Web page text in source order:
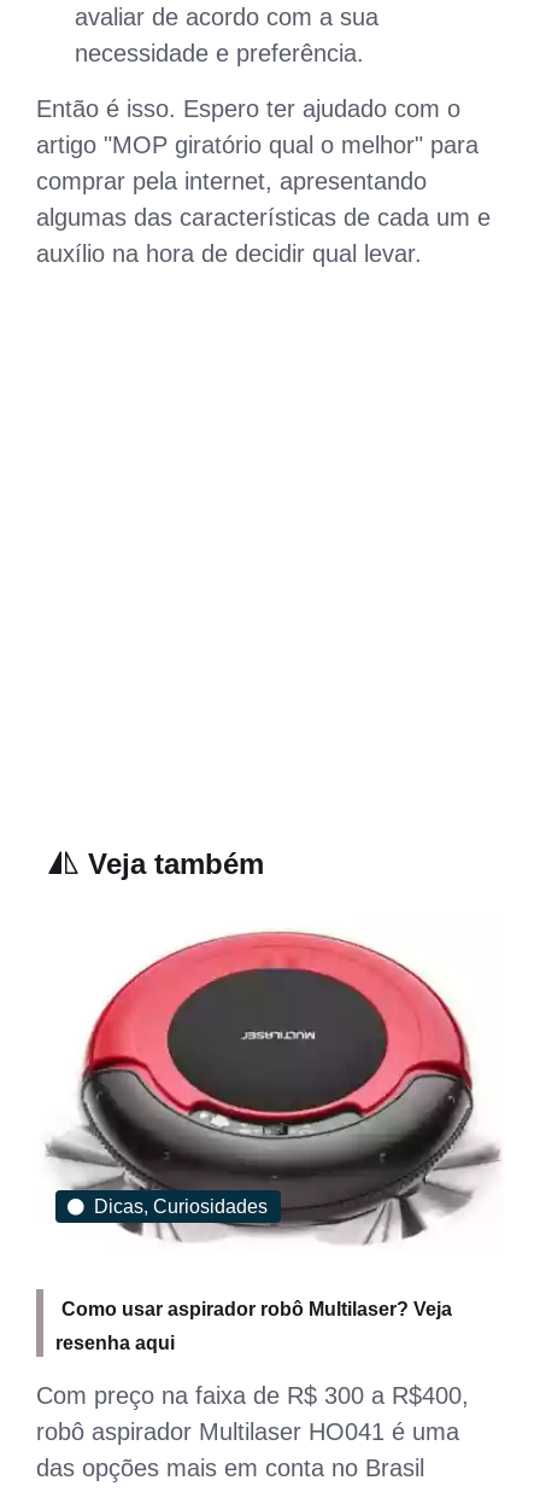
avaliar de acordo com a sua
necessidade e preferência.
Então é isso. Espero ter ajudado com o
artigo "MOP giratório qual o melhor" para
comprar pela internet, apresentando
algumas das características de cada um e
auxílio na hora de decidir qual levar.
Veja também
Dicas, Curiosidades
Como usar aspirador robô Multilaser? Veja
resenha aqui
Com preço na faixa de R$ 300 a R$400,
robô aspirador Multilaser HO041 é uma
das opções mais em conta no Brasil